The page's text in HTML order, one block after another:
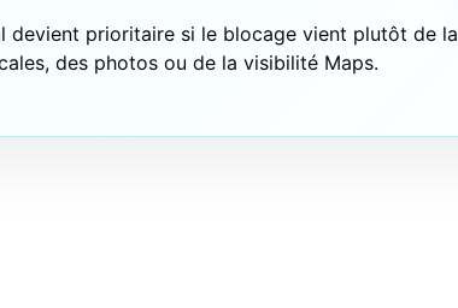
devient prioritaire si le blocage vient plutôt de la
des photos ou de la visibilité Maps.